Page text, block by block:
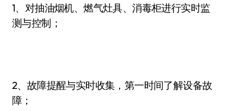
1、对抽油烟机、燃气灶具、消毒柜进行实时监
测与控制；
2、故障提醒与实时收集，第一时间了解设备故
障；